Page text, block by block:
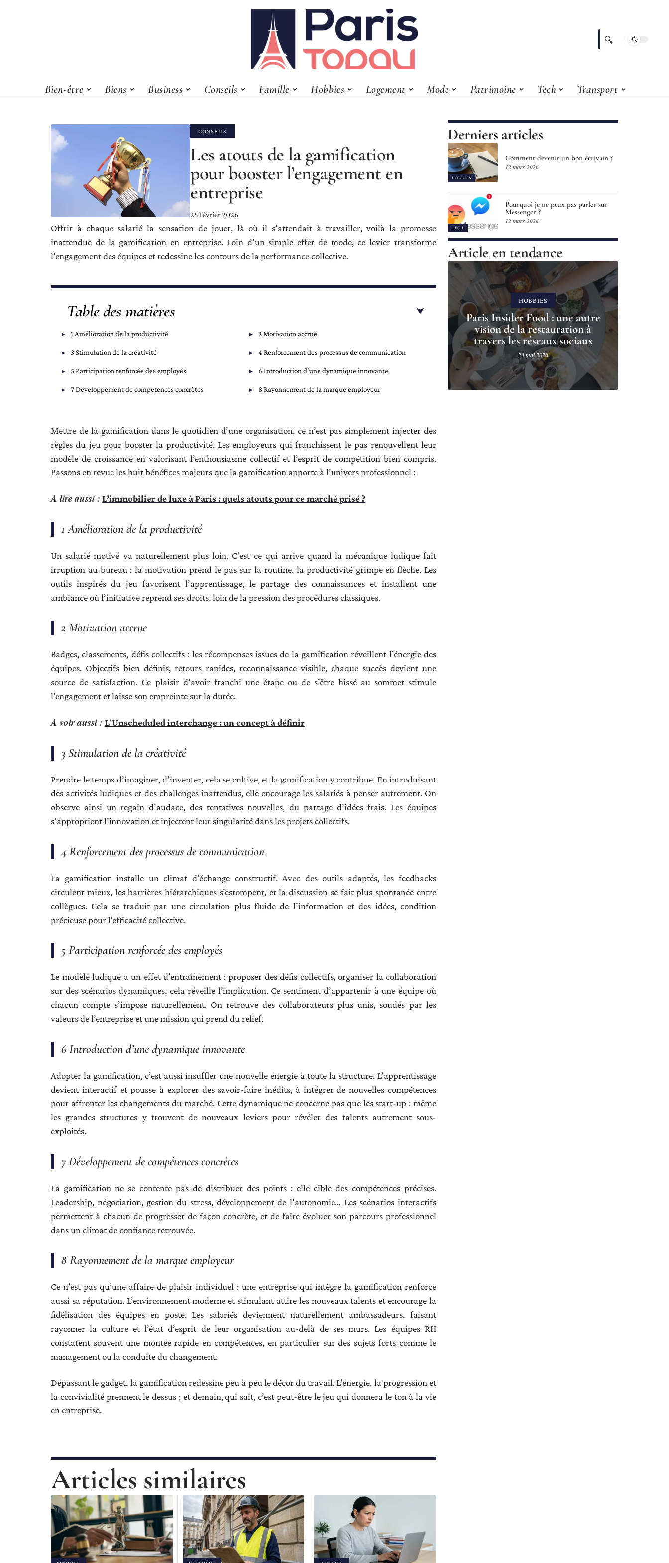
Bien-être Biens Business Conseils Famille Hobbies Logement Mode Patrimoine Tech Transport
CONSEILS
Les atouts de la gamification
pour booster l’engagement en
entreprise
25 février 2026
Offrir à chaque salarié la sensation de jouer, là où il s’attendait à travailler, voilà la promesse
inattendue de la gamification en entreprise. Loin d’un simple effet de mode, ce levier transforme
l’engagement des équipes et redessine les contours de la performance collective.
Table des matières
1 Amélioration de la productivité 2 Motivation accrue
3 Stimulation de la créativité 4 Renforcement des processus de communication
5 Participation renforcée des employés 6 Introduction d’une dynamique innovante
7 Développement de compétences concrètes 8 Rayonnement de la marque employeur
Mettre de la gamification dans le quotidien d’une organisation, ce n’est pas simplement injecter des
règles du jeu pour booster la productivité. Les employeurs qui franchissent le pas renouvellent leur
modèle de croissance en valorisant l’enthousiasme collectif et l’esprit de compétition bien compris.
Passons en revue les huit bénéfices majeurs que la gamification apporte à l’univers professionnel :
A lire aussi : L’immobilier de luxe à Paris : quels atouts pour ce marché prisé ?
1 Amélioration de la productivité
Un salarié motivé va naturellement plus loin. C’est ce qui arrive quand la mécanique ludique fait
irruption au bureau : la motivation prend le pas sur la routine, la productivité grimpe en flèche. Les
outils inspirés du jeu favorisent l’apprentissage, le partage des connaissances et installent une
ambiance où l’initiative reprend ses droits, loin de la pression des procédures classiques.
2 Motivation accrue
Badges, classements, défis collectifs : les récompenses issues de la gamification réveillent l’énergie des
équipes. Objectifs bien définis, retours rapides, reconnaissance visible, chaque succès devient une
source de satisfaction. Ce plaisir d’avoir franchi une étape ou de s’être hissé au sommet stimule
l’engagement et laisse son empreinte sur la durée.
A voir aussi : L'Unscheduled interchange : un concept à définir
3 Stimulation de la créativité
Prendre le temps d’imaginer, d’inventer, cela se cultive, et la gamification y contribue. En introduisant
des activités ludiques et des challenges inattendus, elle encourage les salariés à penser autrement. On
observe ainsi un regain d’audace, des tentatives nouvelles, du partage d’idées frais. Les équipes
s’approprient l’innovation et injectent leur singularité dans les projets collectifs.
4 Renforcement des processus de communication
La gamification installe un climat d’échange constructif. Avec des outils adaptés, les feedbacks
circulent mieux, les barrières hiérarchiques s’estompent, et la discussion se fait plus spontanée entre
collègues. Cela se traduit par une circulation plus fluide de l’information et des idées, condition
précieuse pour l’efficacité collective.
5 Participation renforcée des employés
Le modèle ludique a un effet d’entraînement : proposer des défis collectifs, organiser la collaboration
sur des scénarios dynamiques, cela réveille l’implication. Ce sentiment d’appartenir à une équipe où
chacun compte s’impose naturellement. On retrouve des collaborateurs plus unis, soudés par les
valeurs de l’entreprise et une mission qui prend du relief.
6 Introduction d’une dynamique innovante
Adopter la gamification, c’est aussi insuffler une nouvelle énergie à toute la structure. L’apprentissage
devient interactif et pousse à explorer des savoir-faire inédits, à intégrer de nouvelles compétences
pour affronter les changements du marché. Cette dynamique ne concerne pas que les start-up : même
les grandes structures y trouvent de nouveaux leviers pour révéler des talents autrement sous-
exploités.
7 Développement de compétences concrètes
La gamification ne se contente pas de distribuer des points : elle cible des compétences précises.
Leadership, négociation, gestion du stress, développement de l’autonomie… Les scénarios interactifs
permettent à chacun de progresser de façon concrète, et de faire évoluer son parcours professionnel
dans un climat de confiance retrouvée.
8 Rayonnement de la marque employeur
Ce n’est pas qu’une affaire de plaisir individuel : une entreprise qui intègre la gamification renforce
aussi sa réputation. L’environnement moderne et stimulant attire les nouveaux talents et encourage la
fidélisation des équipes en poste. Les salariés deviennent naturellement ambassadeurs, faisant
rayonner la culture et l’état d’esprit de leur organisation au-delà de ses murs. Les équipes RH
constatent souvent une montée rapide en compétences, en particulier sur des sujets forts comme le
management ou la conduite du changement.
Dépassant le gadget, la gamification redessine peu à peu le décor du travail. L’énergie, la progression et
la convivialité prennent le dessus ; et demain, qui sait, c’est peut-être le jeu qui donnera le ton à la vie
en entreprise.
Articles similaires
Derniers articles
HOBBIES
Comment devenir un bon écrivain ?
12 mars 2026
TECH
Pourquoi je ne peux pas parler sur
Messenger ?
12 mars 2026
Article en tendance
HOBBIES
Paris Insider Food : une autre
vision de la restauration à
travers les réseaux sociaux
23 mai 2026